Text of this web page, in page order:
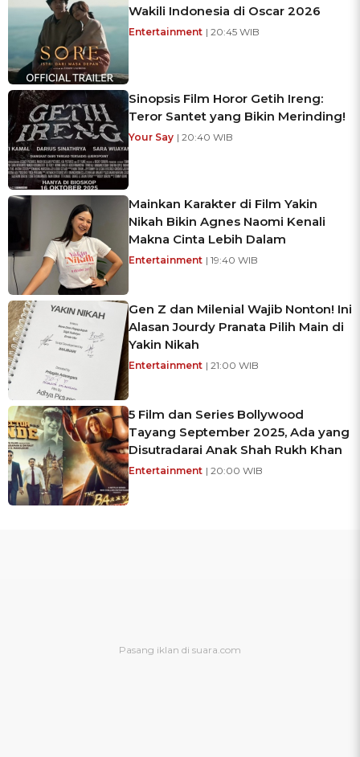
Wakili Indonesia di Oscar 2026
Entertainment | 20:45 WIB
Sinopsis Film Horor Getih Ireng:
Teror Santet yang Bikin Merinding!
Your Say | 20:40 WIB
Mainkan Karakter di Film Yakin
Nikah Bikin Agnes Naomi Kenali
Makna Cinta Lebih Dalam
Entertainment | 19:40 WIB
Gen Z dan Milenial Wajib Nonton! Ini
Alasan Jourdy Pranata Pilih Main di
Yakin Nikah
Entertainment | 21:00 WIB
5 Film dan Series Bollywood
Tayang September 2025, Ada yang
Disutradarai Anak Shah Rukh Khan
Entertainment | 20:00 WIB